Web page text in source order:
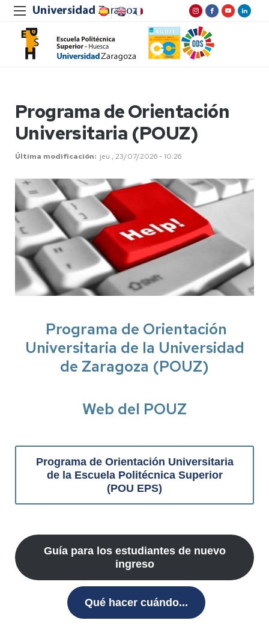
Programa de Orientación
Universitaria (POUZ)
Última modificación jeu , 23/07/2026 - 10:26
Programa de Orientación
Universitaria de la Universidad
de Zaragoza (POUZ)
Web del POUZ
Programa de Orientación Universitaria
de la Escuela Politécnica Superior
(POU EPS)
Guía para los estudiantes de nuevo
ingreso
Qué hacer cuándo...